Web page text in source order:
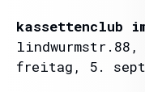
kassettenclub
lindwurmstr.88,
freitag, 5.